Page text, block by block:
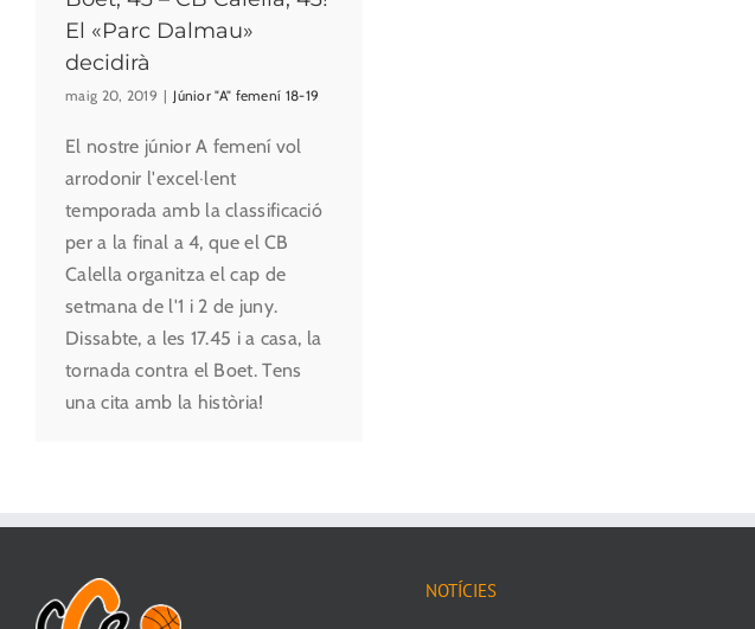
El «Parc Dalmau»
decidirà
maig 20, 2019 | Júnior "A" femení 18-19
El nostre júnior A femení vol
arrodonir l'excel·lent
temporada amb la classificació
per a la final a 4, que el CB
Calella organitza el cap de
setmana de l'1 i 2 de juny.
Dissabte, a les 17.45 i a casa, la
tornada contra el Boet. Tens
una cita amb la història!
NOTÍCIES